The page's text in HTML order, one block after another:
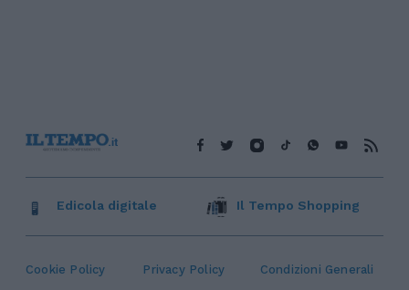
Cookie Policy Privacy Policy Condizioni Generali
Edicola digitale Il Tempo Shopping